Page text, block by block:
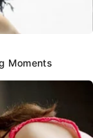
Moments